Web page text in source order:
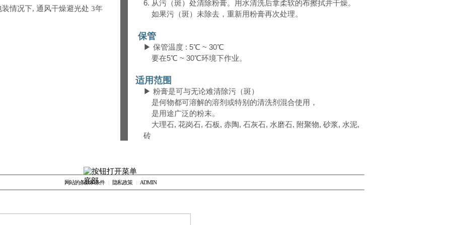
6. 从污（斑）处清除粉膏。用水清洗后拿柔软的布擦拭并干燥。
如果污（斑）未除去，重新用粉膏再次处理。
保管
▶ 保管温度 : 5℃ ~ 30℃
要在5℃ ~ 30℃环境下作业。
适用范围
▶ 粉膏是可与无论难清除污（斑）
是何物都可溶解的溶剂或特别的清洗剂混合使用，
是用途广泛的粉末。
大理石, 花岗石, 石板, 赤陶, 石灰石, 水磨石, 附聚物, 砂浆, 水泥,
砖
装情况下, 通风干燥避光处 3年
网站的条款和条件 隐私政策 ADMIN